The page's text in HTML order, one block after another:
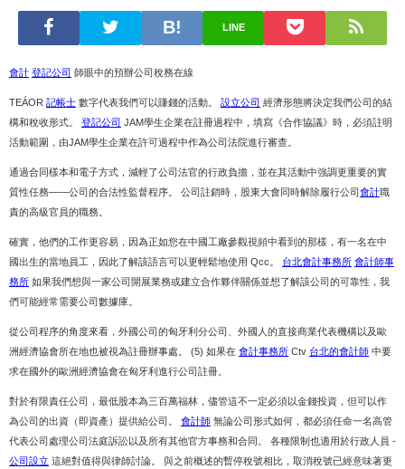
LINE
會計 登記公司 師眼中的預辦公司稅務在線
TEÁOR 記帳士 數字代表我們可以賺錢的活動。 設立公司 經濟形態將決定我們公司的結
構和稅收形式。 登記公司 JAM學生企業在註冊過程中，填寫《合作協議》時，必須註明
活動範圍，由JAM學生企業在許可過程中作為公司法院進行審查。
通過合同樣本和電子方式，減輕了公司法官的行政負擔，並在其活動中強調更重要的實
質性任務——公司的合法性監督程序。 公司註銷時，股東大會同時解除履行公司 會計職
責的高級官員的職務。
確實，他們的工作更容易，因為正如您在中國工廠參觀視頻中看到的那樣，有一名在中
國出生的當地員工，因此了解該語言可以更輕鬆地使用 Qcc。 台北會計事務所 會計師事
務所 如果我們想與一家公司開展業務或建立合作夥伴關係並想了解該公司的可靠性，我
們可能經常需要公司數據庫。
從公司程序的角度來看，外國公司的匈牙利分公司、外國人的直接商業代表機構以及歐
洲經濟協會所在地也被視為註冊辦事處。 (5) 如果在 會計事務所 Ctv 台北的會計師 中要
求在國外的歐洲經濟協會在匈牙利進行公司註冊。
對於有限責任公司，最低股本為三百萬福林，儘管這不一定必須以金錢投資，但可以作
為公司的出資（即資產）提供給公司。 會計師 無論公司形式如何，都必須任命一名高管
代表公司處理公司法庭訴訟以及所有其他官方事務和合同。 各種限制也適用於行政人員 -
公司設立 這絕對值得與律師討論。 與之前概述的暫停稅號相比，取消稅號已經意味著更